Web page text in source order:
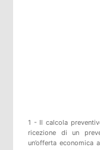
1 - Il calcola
ricezione di un
un’offerta economica